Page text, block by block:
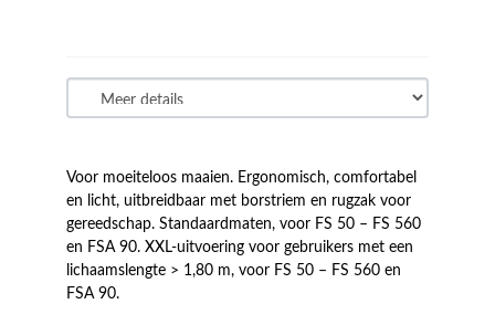
Voor moeiteloos maaien. Ergonomisch, comfortabel
en licht, uitbreidbaar met borstriem en rugzak voor
gereedschap. Standaardmaten, voor FS 50 – FS 560
en FSA 90. XXL-uitvoering voor gebruikers met een
lichaamslengte > 1,80 m, voor FS 50 – FS 560 en
FSA 90.